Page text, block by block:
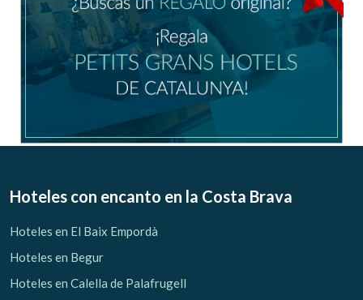
CA ES EN
Hoteles con encanto en la Costa Brava
Hoteles en El Baix Empordà
Hoteles en Begur
Hoteles en Calella de Palafrugell
Modificar cookies
Si continua navegando, supone la aceptación de la
de configurar su navegador pudiendo, si así lo desea,
deberá tener en cuenta que dicha acción podrá ocasionar